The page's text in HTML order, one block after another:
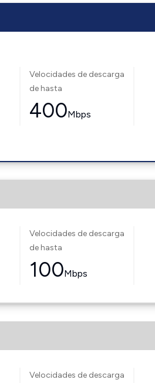
Velocidades de descarga
de hasta
400Mbps
Velocidades de descarga
de hasta
100Mbps
Velocidades de descarga